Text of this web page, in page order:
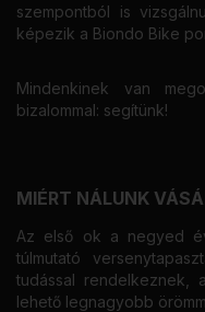
szempontból is
képezik a Biondo Bike
Mindenkinek van
bizalommal: segítünk!
MIÉRT NÁLUNK
Az első ok a negyed
túlmutató
tudással rendelkeznek,
lehető legnagyobb